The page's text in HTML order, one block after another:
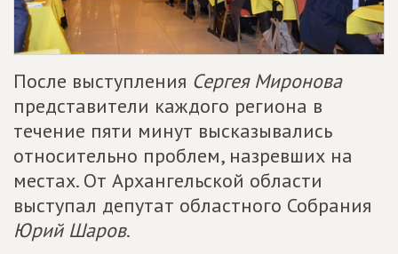
После выступления Сергея Миронова
представители каждого региона в
течение пяти минут высказывались
относительно проблем, назревших на
местах. От Архангельской области
выступал депутат областного Собрания
Юрий Шаров.